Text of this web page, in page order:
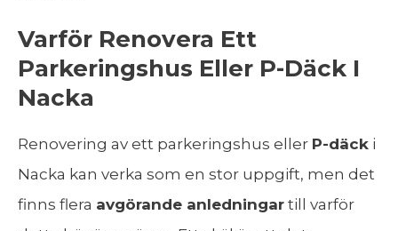
Varför Renovera Ett
Parkeringshus Eller P-Däck I
Nacka
Renovering av ett parkeringshus eller P-däck i
Nacka kan verka som en stor uppgift, men det
finns flera avgörande anledningar till varför